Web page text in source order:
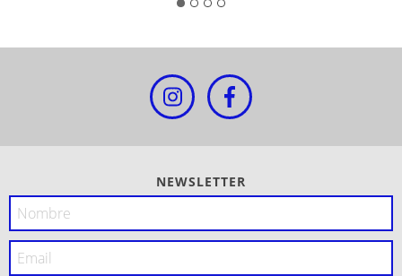
NEWSLETTER